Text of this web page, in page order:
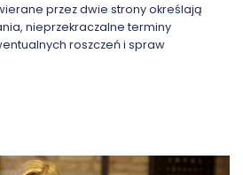
przez dwie strony określają
nieprzekraczalne terminy
roszczeń i spraw